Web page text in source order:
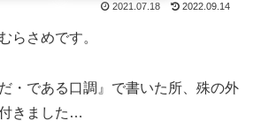
2021.07.18 2022.09.14
らさめです。
・である口調』で書いた所、殊の外
きました…